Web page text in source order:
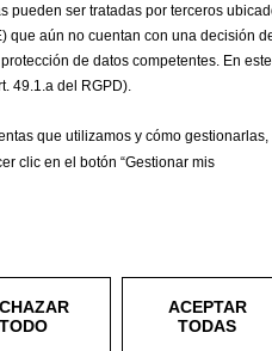
pueden ser tratadas por terceros
que aún no cuentan con una decisión
de datos competentes. En este
49.1.a del RGPD).
que utilizamos y cómo gestionarlas,
clic en el botón “Gestionar mis
ACEPTAR
TODAS
TODO